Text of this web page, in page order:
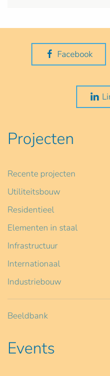
Facebook
Projecten
Recente projecten
Utiliteitsbouw
Residentieel
Elementen in staal
Infrastructuur
Internationaal
Industriebouw
Beeldbank
Events